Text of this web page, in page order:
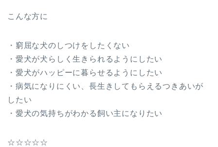
こんな方に
・窮屈な犬のしつけをしたくない
・愛犬が犬らしく生きられるようにしたい
・愛犬がハッピーに暮らせるようにしたい
・病気になりにくい、長生きしてもらえるつきあいが
したい
・愛犬の気持ちがわかる飼い主になりたい
☆☆☆☆☆